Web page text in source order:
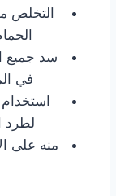
التخلص
سد جميع
في
لطرد
منه على